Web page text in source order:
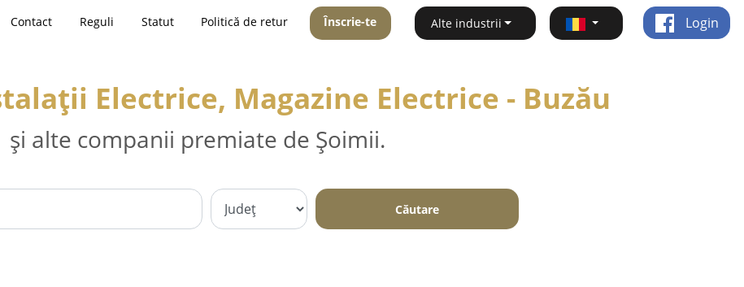
Contact Reguli Statut Politică de retur Înscrie-te Alte industrii Login
Electrice, Magazine Electrice - Buzău
și alte companii premiate de Șoimii.
Căutare